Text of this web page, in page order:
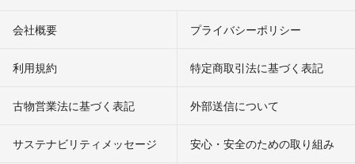
会社概要 プライバシーポリシー
利用規約 特定商取引法に基づく表記
古物営業法に基づく表記 外部送信について
サステナビリティメッセージ 安心・安全のための取り組み